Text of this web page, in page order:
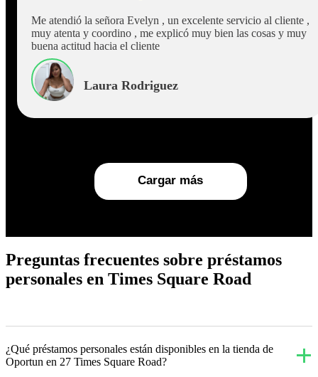
Me atendió la señora Evelyn , un excelente servicio al cliente ,
muy atenta y coordino , me explicó muy bien las cosas y muy
buena actitud hacia el cliente
Laura Rodriguez
Cargar más
Preguntas frecuentes sobre préstamos
personales en Times Square Road
¿Qué préstamos personales están disponibles en la tienda de
Oportun en 27 Times Square Road?